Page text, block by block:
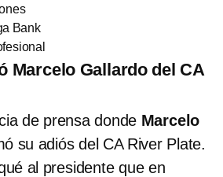
Bank
Marcelo Gallardo del CA
de prensa donde Marcelo
su adiós del CA River Plate.
al presidente que en